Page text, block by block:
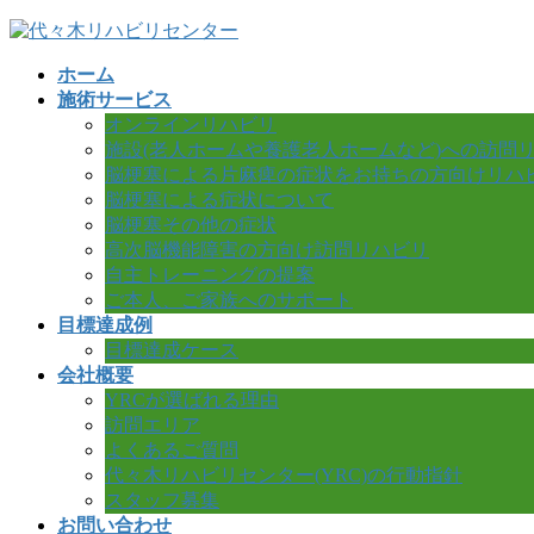
コ
ナ
ホーム
施術サービス
オンラインリハビリ
施設(老人ホームや養護老人ホームなど)への訪問
脳梗塞による片麻痺の症状をお持ちの方向けリハ
脳梗塞による症状について
脳梗塞その他の症状
高次脳機能障害の方向け訪問リハビリ
自主トレーニングの提案
ご本人、ご家族へのサポート
目標達成例
目標達成ケース
会社概要
YRCが選ばれる理由
訪問エリア
よくあるご質問
代々木リハビリセンター(YRC)の行動指針
スタッフ募集
お問い合わせ